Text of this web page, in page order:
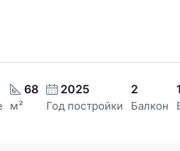
68
м²
2025
Год постройки
2
Балкон
1